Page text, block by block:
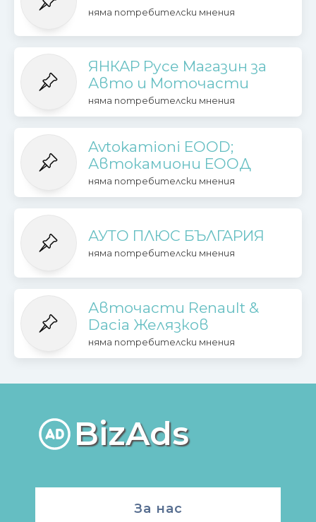
няма потребителски мнения
ЯНКАР Русе Магазин за
Авто и Моточасти
няма потребителски мнения
Avtokamioni EOOD;
Автокамиони ЕООД
няма потребителски мнения
АУТО ПЛЮС БЪЛГАРИЯ
няма потребителски мнения
Авточасти Renault &
Dacia Желязков
няма потребителски мнения
BizAds
За нас